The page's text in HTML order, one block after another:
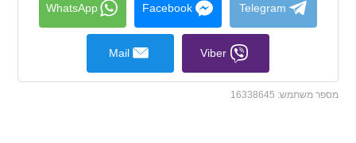
contents
Telegram
Facebook
WhatsApp
Viber
Mail
מספר משתמש: 16338645